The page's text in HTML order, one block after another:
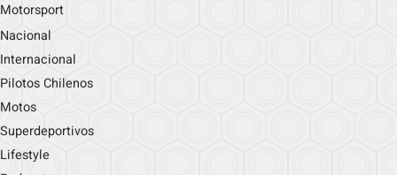
Motorsport
Nacional
Internacional
Pilotos Chilenos
Motos
Superdeportivos
Lifestyle